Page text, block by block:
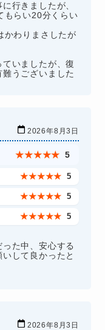
行きましたが、
もらい20分くらい
かわりまさしたが
いましたが、復
うございました
2026年8月3日
★★★★★ 5
★★★★★ 5
★★★★★ 5
★★★★★ 5
た中、安心する
して良かったと
2026年8月3日